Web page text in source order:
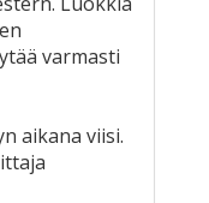
varmasti
aikana viisi.